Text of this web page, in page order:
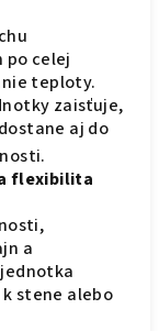
po celej
teploty.
zaisťuje,
aj do
flexibilita
a
stene alebo